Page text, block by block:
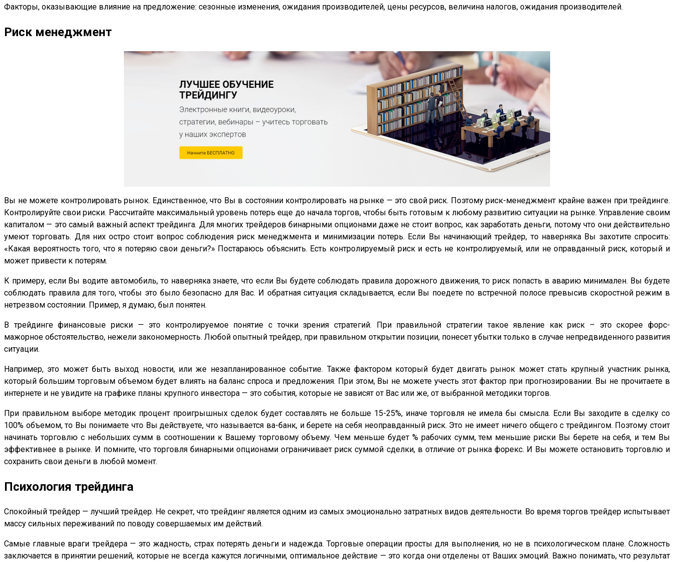
Факторы, оказывающие влияние на предложение: сезонные изменения, ожидания производителей, цены ресурсов, величина налогов, ожидания производителей.
Риск менеджмент
Вы не можете контролировать рынок. Единственное, что Вы в состоянии контролировать на рынке — это свой риск. Поэтому риск-менеджмент крайне важен при трейдинге.
Контролируйте свои риски. Рассчитайте максимальный уровень потерь еще до начала торгов, чтобы быть готовым к любому развитию ситуации на рынке. Управление своим
капиталом — это самый важный аспект трейдинга. Для многих трейдеров бинарными опционами даже не стоит вопрос, как заработать деньги, потому что они действительно
умеют торговать. Для них остро стоит вопрос соблюдения риск менеджмента и минимизации потерь. Если Вы начинающий трейдер, то наверняка Вы захотите спросить:
«Какая вероятность того, что я потеряю свои деньги?» Постараюсь объяснить. Есть контролируемый риск и есть не контролируемый, или не оправданный риск, который и
может привести к потерям.
К примеру, если Вы водите автомобиль, то наверняка знаете, что если Вы будете соблюдать правила дорожного движения, то риск попасть в аварию минимален. Вы будете
соблюдать правила для того, чтобы это было безопасно для Вас. И обратная ситуация складывается, если Вы поедете по встречной полосе превысив скоростной режим в
нетрезвом состоянии. Пример, я думаю, был понятен.
В трейдинге финансовые риски — это контролируемое понятие с точки зрения стратегий. При правильной стратегии такое явление как риск – это скорее форс-
мажорное обстоятельство, нежели закономерность. Любой опытный трейдер, при правильном открытии позиции, понесет убытки только в случае непредвиденного развития
ситуации.
Например, это может быть выход новости, или же незапланированное событие. Также фактором который будет двигать рынок может стать крупный участник рынка,
который большим торговым объемом будет влиять на баланс спроса и предложения. При этом, Вы не можете учесть этот фактор при прогнозировании. Вы не прочитаете в
интернете и не увидите на графике планы крупного инвестора — это события, которые не зависят от Вас или же, от выбранной методики торгов.
При правильном выборе методик процент проигрышных сделок будет составлять не больше 15-25%, иначе торговля не имела бы смысла. Если Вы заходите в сделку со
100% объемом, то Вы понимаете что Вы действуете, что называется ва-банк, и берете на себя неоправданный риск. Это не имеет ничего общего с трейдингом. Поэтому стоит
начинать торговлю с небольших сумм в соотношении к Вашему торговому объему. Чем меньше будет % рабочих сумм, тем меньшие риски Вы берете на себя, и тем Вы
эффективнее в рынке. И помните, что торговля бинарными опционами ограничивает риск суммой сделки, в отличие от рынка форекс. И Вы можете остановить торговлю и
сохранить свои деньги в любой момент.
Психология трейдинга
Спокойный трейдер — лучший трейдер. Не секрет, что трейдинг является одним из самых эмоционально затратных видов деятельности. Во время торгов трейдер испытывает
массу сильных переживаний по поводу совершаемых им действий.
Самые главные враги трейдера — это жадность, страх потерять деньги и надежда. Торговые операции просты для выполнения, но не в психологическом плане. Сложность
заключается в принятии решений, которые не всегда кажутся логичными, оптимальное действие — это когда они отделены от Ваших эмоций. Важно понимать, что результат